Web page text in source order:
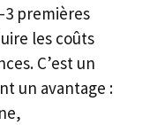
premières
les coûts
C’est un
un avantage :